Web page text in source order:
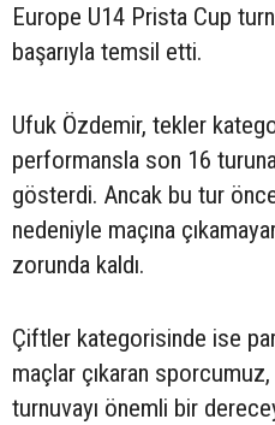
Europe U14 Prista Cup
başarıyla temsil etti.
Ufuk Özdemir, tekler
performansla son 16
gösterdi. Ancak bu tur
nedeniyle maçına
zorunda kaldı.
Çiftler kategorisinde ise
maçlar çıkaran
turnuvayı önemli bir